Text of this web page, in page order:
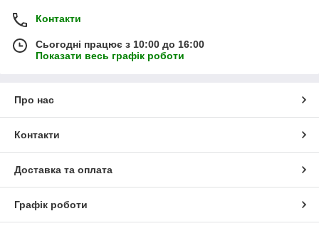
Контакти
Сьогодні працює з 10:00 до 16:00
Показати весь графік роботи
Про нас
Контакти
Доставка та оплата
Графік роботи